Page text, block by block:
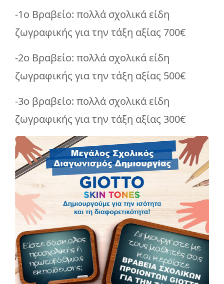
-1ο Βραβείο: πολλά σχολικά είδη
ζωγραφικής για την τάξη αξίας 700€
-2ο Βραβείο: πολλά σχολικά είδη
ζωγραφικής για την τάξη αξίας 500€
-3o βραβείο: πολλά σχολικά είδη
ζωγραφικής για την τάξη αξίας 300€